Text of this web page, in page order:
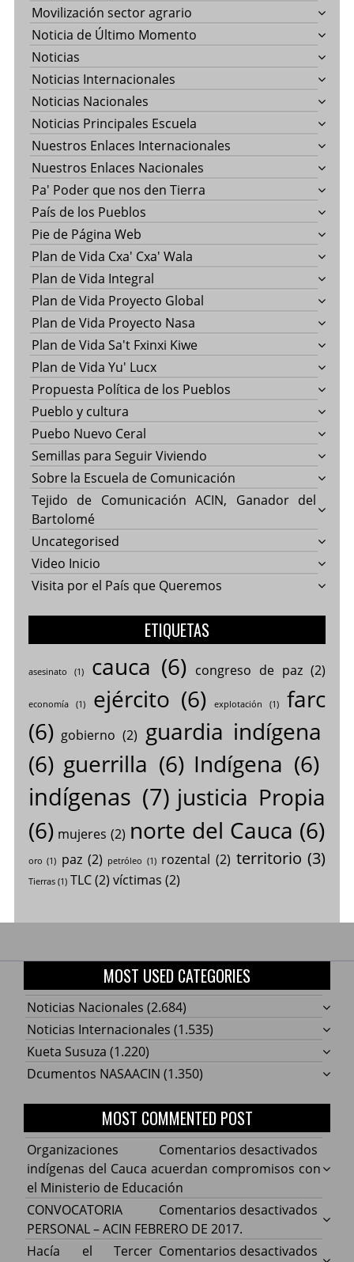
Movilización sector agrario
Noticia de Último Momento
Noticias
Noticias Internacionales
Noticias Nacionales
Noticias Principales Escuela
Nuestros Enlaces Internacionales
Nuestros Enlaces Nacionales
Pa' Poder que nos den Tierra
País de los Pueblos
Pie de Página Web
Plan de Vida Cxa' Cxa' Wala
Plan de Vida Integral
Plan de Vida Proyecto Global
Plan de Vida Proyecto Nasa
Plan de Vida Sa't Fxinxi Kiwe
Plan de Vida Yu' Lucx
Propuesta Política de los Pueblos
Pueblo y cultura
Puebo Nuevo Ceral
Semillas para Seguir Viviendo
Sobre la Escuela de Comunicación
Tejido de Comunicación ACIN, Ganador del
Bartolomé
Uncategorised
Video Inicio
Visita por el País que Queremos
ETIQUETAS
asesinato (1) cauca (6) congreso de paz(2)
economía(1) ejército (6) explotación (1)
farc
(6) gobierno (2) guardia indígena
(6) guerrilla (6) Indígena (6)
indígenas (7) justicia Propia
(6) mujeres (2) norte del Cauca (6)
oro (1) paz (2) petróleo (1) rozental (2) territorio (3)
Tierras(1) TLC(2) víctimas (2)
MOST USED CATEGORIES
Noticias Nacionales (2.684)
Noticias Internacionales (1.535)
Kueta Susuza (1.220)
Dcumentos NASAACIN (1.350)
MOST COMMENTED POST
Comentarios desactivados
Cauca
Organizaciones
indígenas del Cauca acuerdan compromisos con
el Ministerio de Educación
Comentarios desactivados
CONVOCATORIA
PERSONAL – ACIN FEBRERO DE 2017.
Comentarios desactivados
Hacía el Tercer